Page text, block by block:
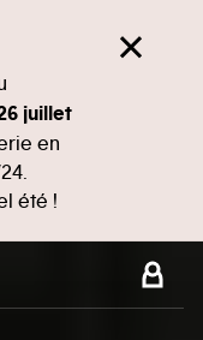
juillet
en
été !